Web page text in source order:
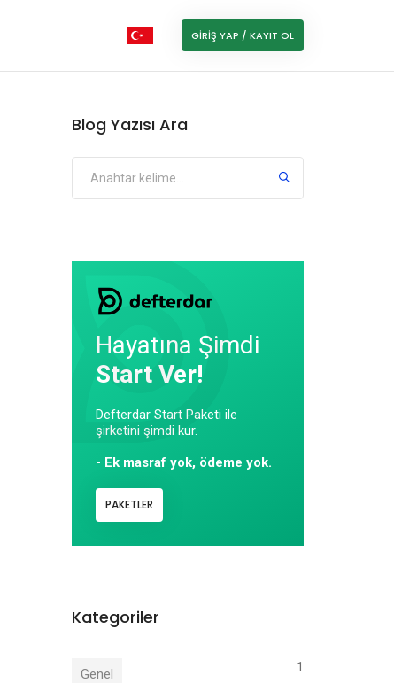
GIRIŞ YAP / KAYIT OL
Blog Yazısı Ara
Hayatına Şimdi
Start Ver!
Defterdar Start Paketi ile
şirketini şimdi kur.
- Ek masraf yok, ödeme yok.
PAKETLER
Kategoriler
Genel 1